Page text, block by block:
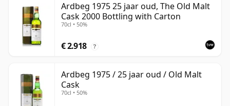
Ardbeg 1975 25 jaar oud, The Old Malt
Cask 2000 Bottling with Carton
70cl • 50%
€ 2.918 ?
Ardbeg 1975 / 25 jaar oud / Old Malt
Cask
70cl • 50%